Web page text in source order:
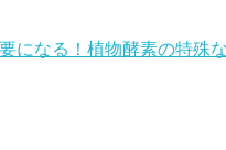
になる！植物酵素の特殊